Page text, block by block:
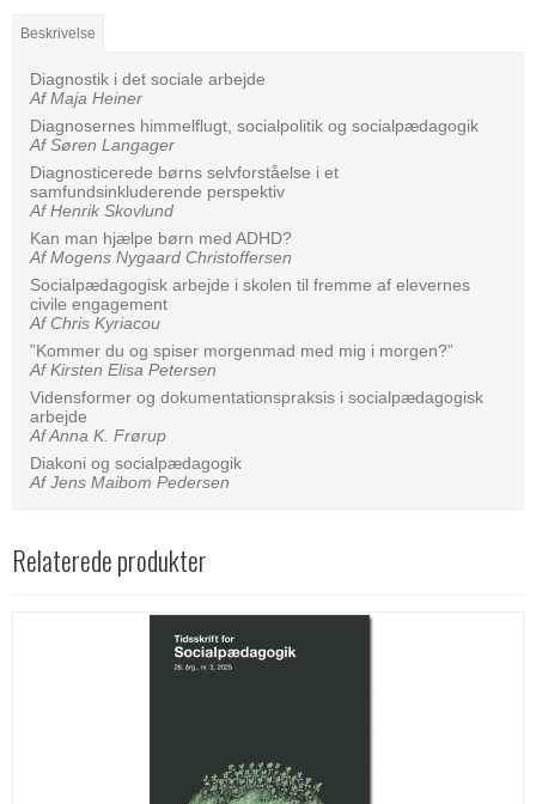
Beskrivelse
Diagnostik i det sociale arbejde
Af Maja Heiner
Diagnosernes himmelflugt, socialpolitik og socialpædagogik
Af Søren Langager
Diagnosticerede børns selvforståelse i et
samfundsinkluderende perspektiv
Af Henrik Skovlund
Kan man hjælpe børn med ADHD?
Af Mogens Nygaard Christoffersen
Socialpædagogisk arbejde i skolen til fremme af elevernes
civile engagement
Af Chris Kyriacou
”Kommer du og spiser morgenmad med mig i morgen?”
Af Kirsten Elisa Petersen
Vidensformer og dokumentationspraksis i socialpædagogisk
arbejde
Af Anna K. Frørup
Diakoni og socialpædagogik
Af Jens Maibom Pedersen
Relaterede produkter